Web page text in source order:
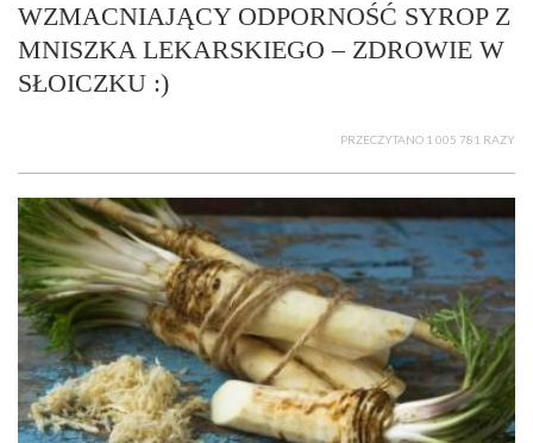
WZMACNIAJĄCY ODPORNOŚĆ SYROP Z
MNISZKA LEKARSKIEGO – ZDROWIE W
SŁOICZKU :)
PRZECZYTANO 1 005 781 RAZY